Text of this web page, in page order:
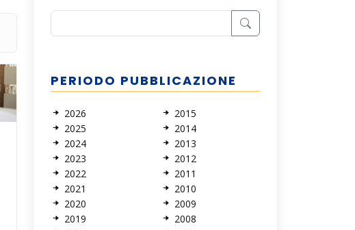
PERIODO PUBBLICAZIONE
2026
2025
2024
2023
2022
2021
2020
2019
2015
2014
2013
2012
2011
2010
2009
2008